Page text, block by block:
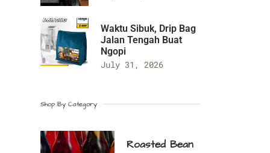
Waktu Sibuk, Drip Bag
Jalan Tengah Buat
Ngopi
July 31, 2026
Shop By Category
Roasted Bean